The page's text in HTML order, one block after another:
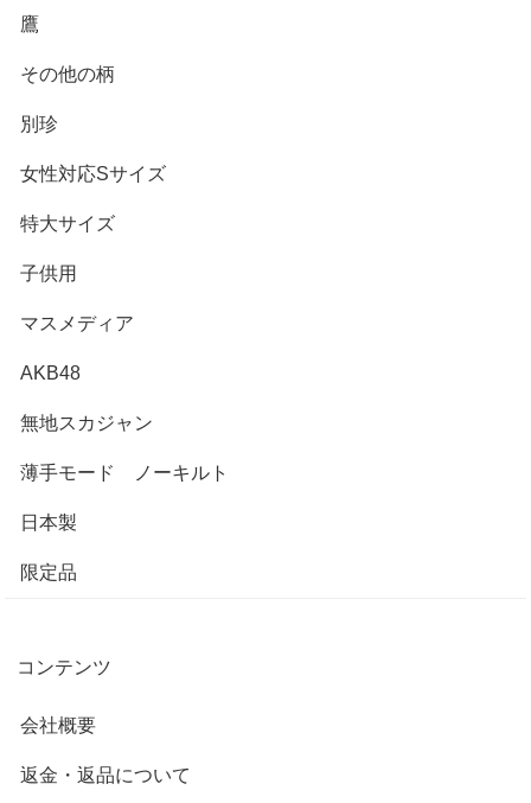
鷹
その他の柄
別珍
女性対応Sサイズ
特大サイズ
子供用
マスメディア
AKB48
無地スカジャン
薄手モード ノーキルト
日本製
限定品
コンテンツ
会社概要
返金・返品について